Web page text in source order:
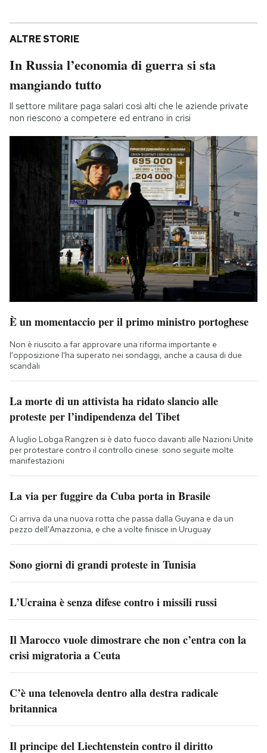
ALTRE STORIE
In Russia l’economia di guerra si sta
mangiando tutto
Il settore militare paga salari così alti che le aziende private
non riescono a competere ed entrano in crisi
È un momentaccio per il primo ministro portoghese
Non è riuscito a far approvare una riforma importante e
l'opposizione l'ha superato nei sondaggi, anche a causa di due
scandali
La morte di un attivista ha ridato slancio alle
proteste per l’indipendenza del Tibet
A luglio Lobga Rangzen si è dato fuoco davanti alle Nazioni Unite
per protestare contro il controllo cinese: sono seguite molte
manifestazioni
La via per fuggire da Cuba porta in Brasile
Ci arriva da una nuova rotta che passa dalla Guyana e da un
pezzo dell'Amazzonia, e che a volte finisce in Uruguay
Sono giorni di grandi proteste in Tunisia
L’Ucraina è senza difese contro i missili russi
Il Marocco vuole dimostrare che non c’entra con la
crisi migratoria a Ceuta
C’è una telenovela dentro alla destra radicale
britannica
Il principe del Liechtenstein contro il diritto